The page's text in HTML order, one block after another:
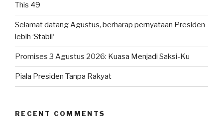
This 49
Selamat datang Agustus, berharap pernyataan Presiden
lebih ‘Stabil‘
Promises 3 Agustus 2026: Kuasa Menjadi Saksi-Ku
Piala Presiden Tanpa Rakyat
RECENT COMMENTS